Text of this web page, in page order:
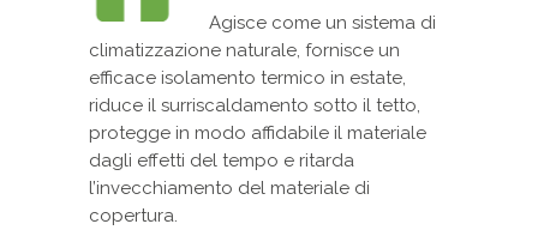
Agisce come un sistema di
climatizzazione naturale, fornisce un
efficace isolamento termico in estate,
riduce il surriscaldamento sotto il tetto,
protegge in modo affidabile il materiale
dagli effetti del tempo e ritarda
l’invecchiamento del materiale di
copertura.